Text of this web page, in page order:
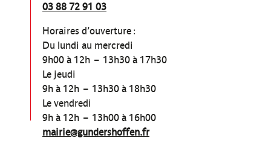
03 88 72 91 03
Horaires d’ouverture :
Du lundi au mercredi
9h00 à 12h – 13h30 à 17h30
Le jeudi
9h à 12h – 13h30 à 18h30
Le vendredi
9h à 12h – 13h00 à 16h00
mairie@gundershoffen.fr